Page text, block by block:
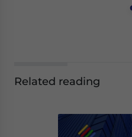
Related reading